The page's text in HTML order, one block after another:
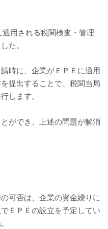
用される税関検査・管理
た。
時に、企業がＥＰＥに適用
提出することで、税関当局
します。
ができ、上述の問題が解消
可否は、企業の資金繰りに
ＥＰＥの設立を予定してい